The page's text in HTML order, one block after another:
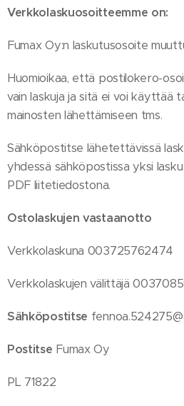
Verkkolaskuosoitteemme on:
Fumax Oy:n laskutusosoite
Huomioikaa, että postilokero-
vain laskuja ja sitä ei voi käyttää
mainosten lähettämiseen tms.
Sähköpostitse lähetettävissä
yhdessä sähköpostissa yksi
PDF liitetiedostona.
Ostolaskujen vastaanotto
Verkkolaskuna 003725762474
Verkkolaskujen välittäjä
Sähköpostitse
Postitse Fumax Oy
PL 71822